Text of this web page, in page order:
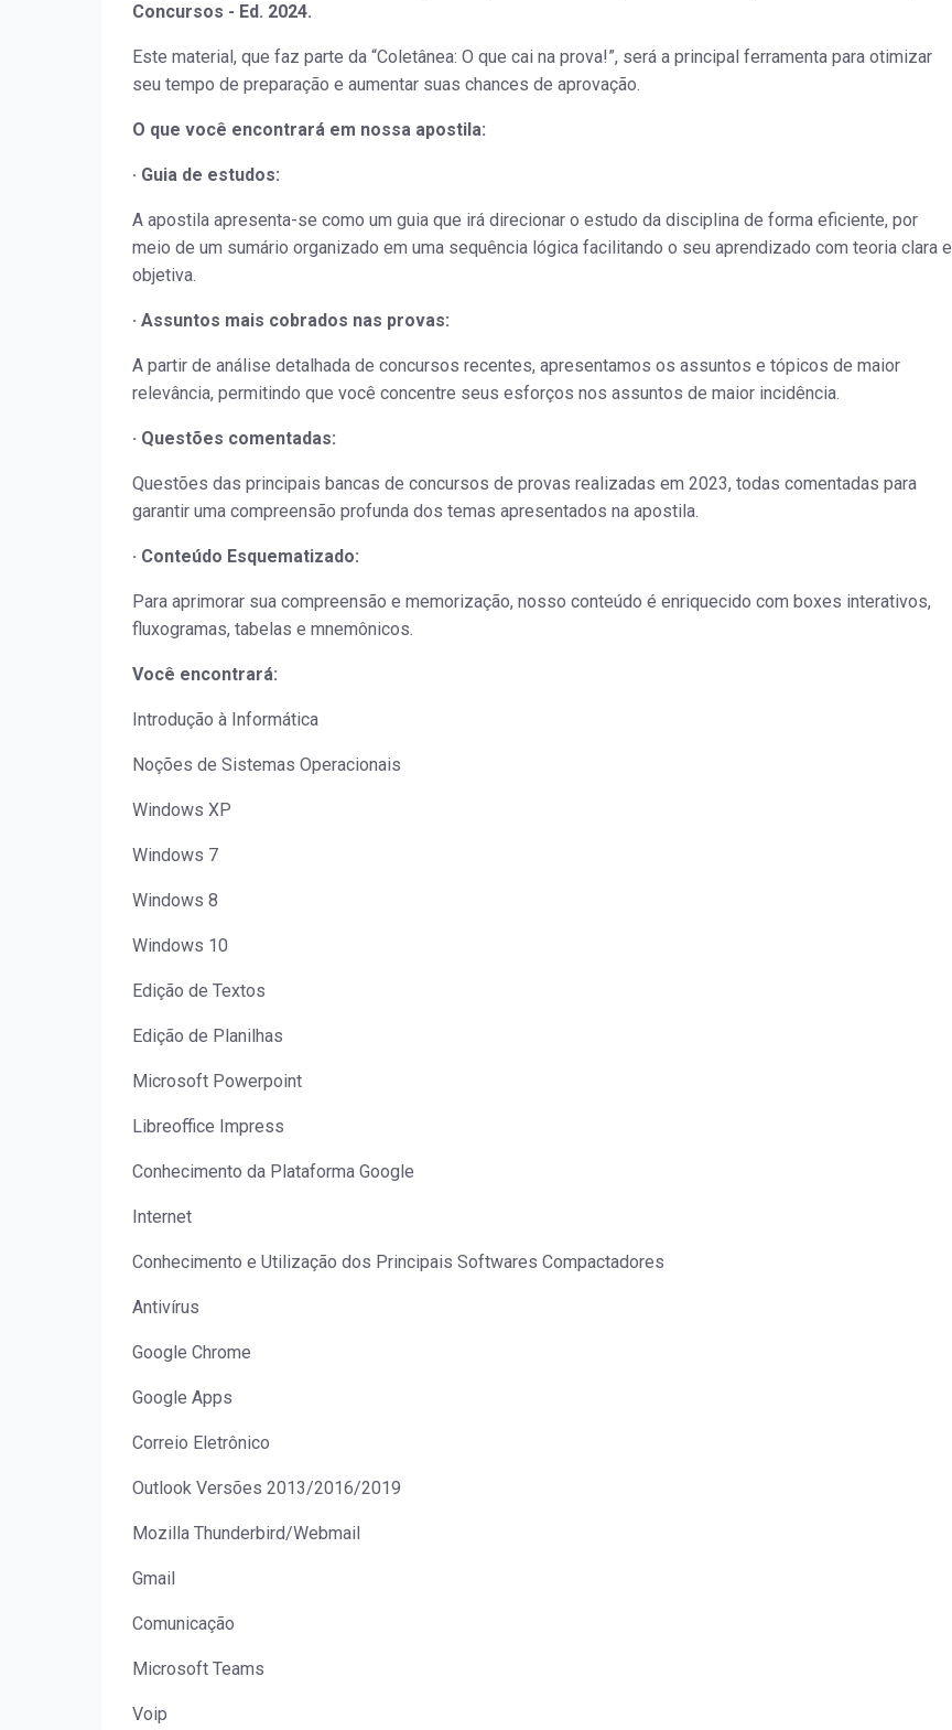
Concursos - Ed. 2024.
Este material, que faz parte da “Coletânea: O que cai na prova!”, será a principal ferramenta para otimizar
seu tempo de preparação e aumentar suas chances de aprovação.
O que você encontrará em nossa apostila:
· Guia de estudos:
A apostila apresenta-se como um guia que irá direcionar o estudo da disciplina de forma eficiente, por
meio de um sumário organizado em uma sequência lógica facilitando o seu aprendizado com teoria clara e
objetiva.
· Assuntos mais cobrados nas provas:
A partir de análise detalhada de concursos recentes, apresentamos os assuntos e tópicos de maior
relevância, permitindo que você concentre seus esforços nos assuntos de maior incidência.
· Questões comentadas:
Questões das principais bancas de concursos de provas realizadas em 2023, todas comentadas para
garantir uma compreensão profunda dos temas apresentados na apostila.
· Conteúdo Esquematizado:
Para aprimorar sua compreensão e memorização, nosso conteúdo é enriquecido com boxes interativos,
fluxogramas, tabelas e mnemônicos.
Você encontrará:
Introdução à Informática
Noções de Sistemas Operacionais
Windows XP
Windows 7
Windows 8
Windows 10
Edição de Textos
Edição de Planilhas
Microsoft Powerpoint
Libreoffice Impress
Conhecimento da Plataforma Google
Internet
Conhecimento e Utilização dos Principais Softwares Compactadores
Antivírus
Google Chrome
Google Apps
Correio Eletrônico
Outlook Versões 2013/2016/2019
Mozilla Thunderbird/Webmail
Gmail
Comunicação
Microsoft Teams
Voip